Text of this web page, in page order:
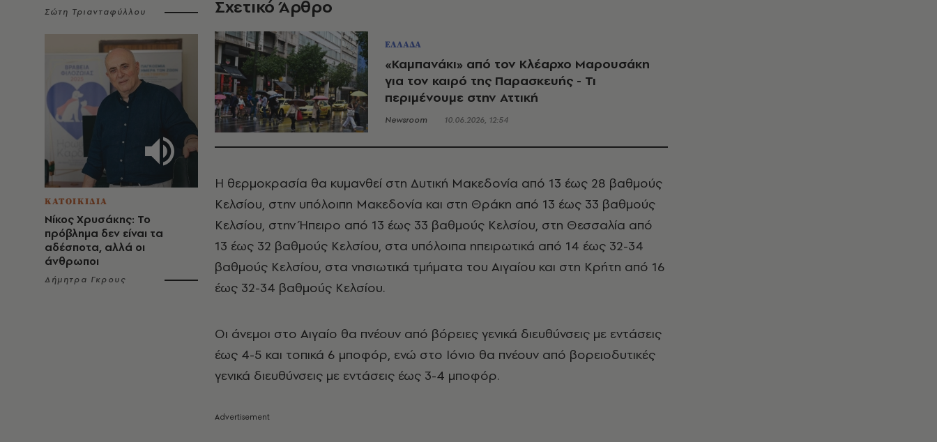
Σώτη Τριανταφύλλου
ΚΑΤΟΙΚΙΔΙΑ
Νίκος Χρυσάκης: Το
πρόβλημα δεν είναι τα
αδέσποτα, αλλά οι
άνθρωποι
Δήμητρα Γκρους
Σχετικό Άρθρο
ΕΛΛΑΔΑ
«Καμπανάκι» από τον Κλέαρχο Μαρουσάκη
για τον καιρό της Παρασκευής - Τι
περιμένουμε στην Αττική
Newsroom 10.06.2026, 12:54
Η θερμοκρασία θα κυμανθεί στη Δυτική Μακεδονία από 13 έως 28 βαθμούς
Κελσίου, στην υπόλοιπη Μακεδονία και στη Θράκη από 13 έως 33 βαθμούς
Κελσίου, στην Ήπειρο από 13 έως 33 βαθμούς Κελσίου, στη Θεσσαλία από
13 έως 32 βαθμούς Κελσίου, στα υπόλοιπα ηπειρωτικά από 14 έως 32-34
βαθμούς Κελσίου, στα νησιωτικά τμήματα του Αιγαίου και στη Κρήτη από 16
έως 32-34 βαθμούς Κελσίου.
Οι άνεμοι στο Αιγαίο θα πνέουν από βόρειες γενικά διευθύνσεις με εντάσεις
έως 4-5 και τοπικά 6 μποφόρ, ενώ στο Ιόνιο θα πνέουν από βορειοδυτικές
γενικά διευθύνσεις με εντάσεις έως 3-4 μποφόρ.